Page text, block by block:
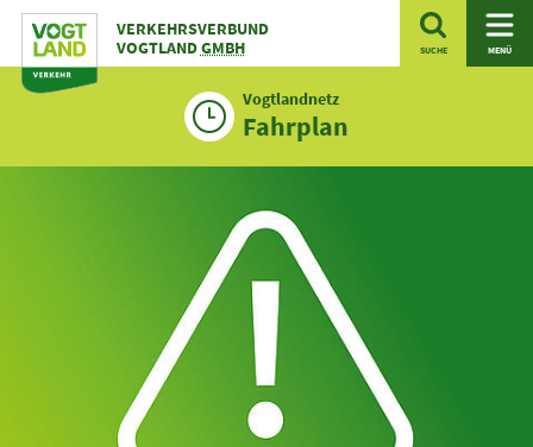
Zum
Inhalt
VERKEHRSVERBUND
VOGTLANDGMBH SUCHE MENÜ
Vogtlandnetz
Fahrplan